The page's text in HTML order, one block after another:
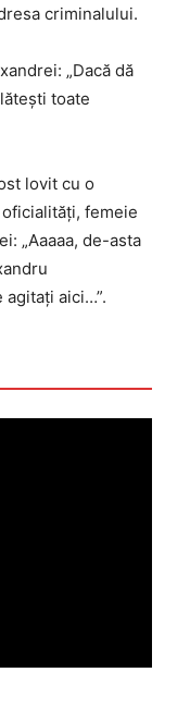
criminalului.
„Dacă dă
toate
lovit cu o
femeie
„Aaaaa, de-asta
aici…”.